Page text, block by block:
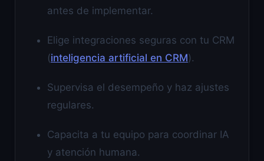
antes de implementar.
Elige integraciones seguras con tu CRM
(inteligencia artificial en CRM).
Supervisa el desempeño y haz ajustes
regulares.
Capacita a tu equipo para coordinar IA
y atención humana.